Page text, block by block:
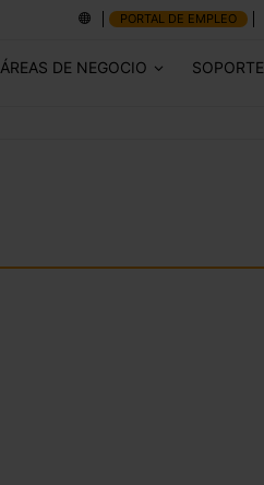
PORTAL DE EMPLEO
ÁREAS DE NEGOCIO SOPORTE